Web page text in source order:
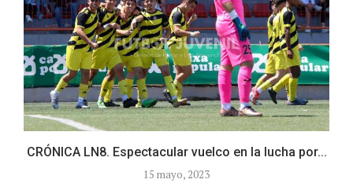
CRÓNICA LN8. Espectacular vuelco en la lucha por...
15 mayo, 2023